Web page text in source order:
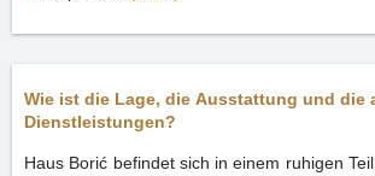
Wie ist die Lage, die Ausstattung und die
Dienstleistungen?
Haus Borić befindet sich in einem ruhigen